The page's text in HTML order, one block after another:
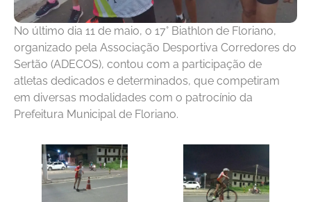
No último dia 11 de maio, o 17° Biathlon de Floriano,
organizado pela Associação Desportiva Corredores do
Sertão (ADECOS), contou com a participação de
atletas dedicados e determinados, que competiram
em diversas modalidades com o patrocínio da
Prefeitura Municipal de Floriano.